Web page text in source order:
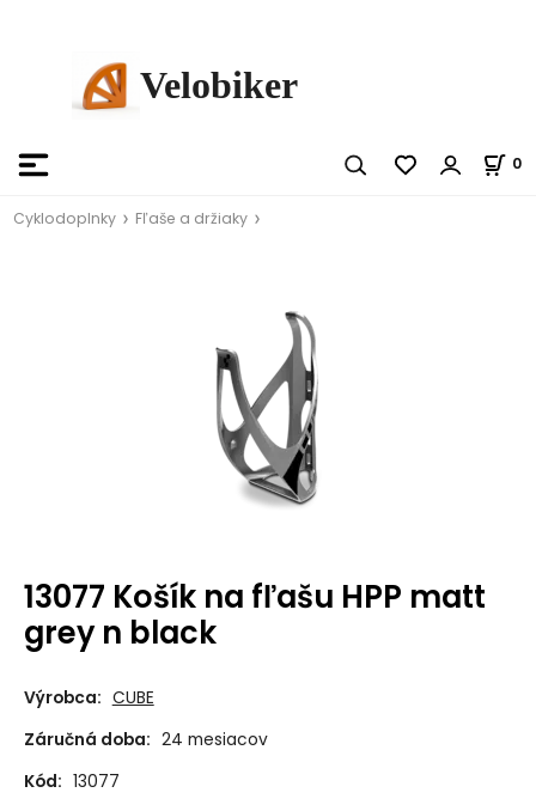
Velobiker
0
Cyklodoplnky Fľaše a držiaky
13077 Košík na fľašu HPP matt
grey n black
Výrobca: CUBE
Záručná doba: 24 mesiacov
Kód: 13077